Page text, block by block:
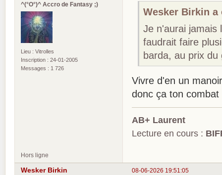
^(°O°)^ Accro de Fantasy ;)
Lieu : Vitrolles
Inscription : 24-01-2005
Messages : 1 726
Wesker Birkin a
Je n'aurai jamais
faudrait faire
barda, au prix
Vivre d'en un
donc ça ton combat
AB+ Laurent
Lecture en cours :
Hors ligne
08-06-2026 19:51:05
Wesker Birkin